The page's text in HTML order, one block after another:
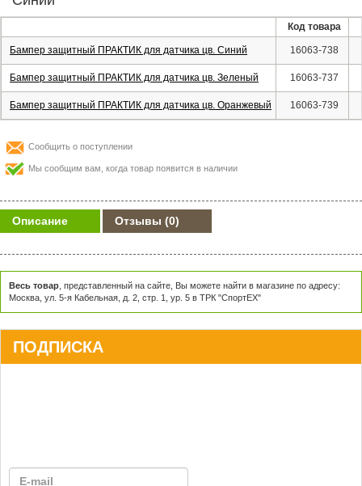
Код товара
Бампер защитный ПРАКТИК для датчика цв. Синий 16063-738
Бампер защитный ПРАКТИК для датчика цв. Зеленый 16063-737
Бампер защитный ПРАКТИК для датчика цв. Оранжевый 16063-739
Сообщить о поступлении
Мы сообщим вам, когда товар появится в наличии
Описание Отзывы (0)
Весь товар , представленный на сайте, Вы можете найти в магазине по адресу:
Москва, ул. 5-я Кабельная, д. 2, стр. 1, ур. 5 в ТРК "СпортЕХ"
ПОДПИСКА